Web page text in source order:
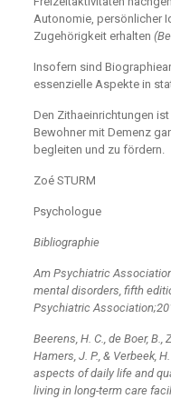
Autonomie, persönlicher
Zugehörigkeit erhalten
Insofern sind
essenzielle Aspekte in
Den Zithaeinrichtungen
Bewohner mit Demenz
begleiten und zu fördern.
Zoé STURM
Psychologue
Bibliographie
Am Psychiatric
mental disorders, fifth
Psychiatric
Beerens, H. C., de Boer, B.,
Hamers, J. P., & Verbeek,
aspects of daily life and
living in long-term care